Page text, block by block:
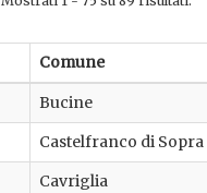
Comune
Bucine
Castelfranco di Sopra
Cavriglia